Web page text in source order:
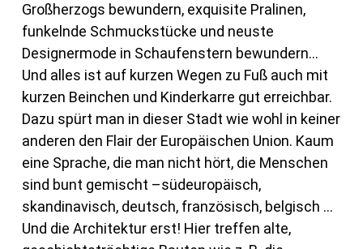
Großherzogs bewundern, exquisite Pralinen,
funkelnde Schmuckstücke und neuste
Designermode in Schaufenstern bewundern…
Und alles ist auf kurzen Wegen zu Fuß auch mit
kurzen Beinchen und Kinderkarre gut erreichbar.
Dazu spürt man in dieser Stadt wie wohl in keiner
anderen den Flair der Europäischen Union. Kaum
eine Sprache, die man nicht hört, die Menschen
sind bunt gemischt –südeuropäisch,
skandinavisch, deutsch, französisch, belgisch …
Und die Architektur erst! Hier treffen alte,